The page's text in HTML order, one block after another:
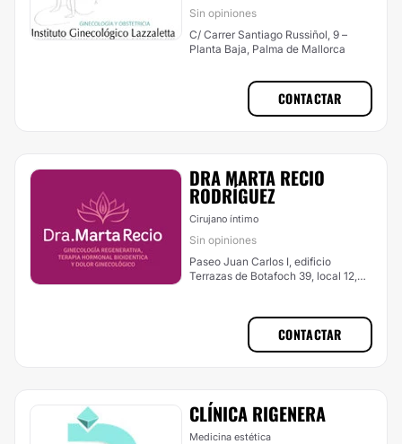
Sin opiniones
C/ Carrer Santiago Russiñol, 9 –
Planta Baja, Palma de Mallorca
CONTACTAR
DRA MARTA RECIO
RODRÍGUEZ
Cirujano íntimo
Sin opiniones
Paseo Juan Carlos I, edificio
Terrazas de Botafoch 39, local 12,
CONTACTAR
CLÍNICA RIGENERA
Medicina estética